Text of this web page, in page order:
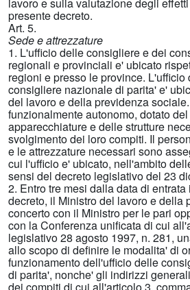
presente decreto.
Art. 5.
Sede e attrezzature
1. L'ufficio delle consigliere e dei
regionali e provinciali e' ubicato
regioni e presso le province.
consigliere nazionale di parita' e'
del lavoro e della previdenza
funzionalmente autonomo, dotato
apparecchiature e delle strutture
svolgimento dei loro compiti. Il
e le attrezzature necessari sono
cui l'ufficio e' ubicato, nell'ambito
sensi del decreto legislativo del 23
2. Entro tre mesi dalla data di
decreto, il Ministro del lavoro e della
concerto con il Ministro per le pari
con la Conferenza unificata di cui
legislativo 28 agosto 1997, n. 281,
allo scopo di definire le modalita' di
funzionamento dell'ufficio delle
di parita', nonche' gli indirizzi